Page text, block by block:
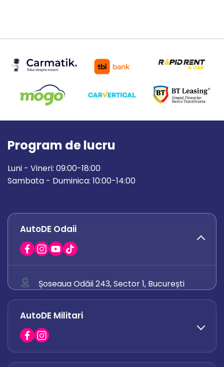
Program de lucru
Luni - Vineri: 09:00-18:00
Sambata - Duminica: 10:00-14:00
AutoDE Odaii
Șoseaua Odăii 243, Sector 1, București
0742 444 194
office.odaii@autode.ro
AutoDE Militari